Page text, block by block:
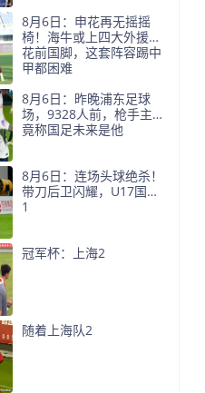
8月6日：申花再无摇摇
椅！海牛或上四大外援摧
花前国脚，这套阵容踢中
甲都困难
8月6日：昨晚浦东足球
场，9328人前，枪手主帅
竟称国足未来是他
8月6日：连场头球绝杀！
带刀后卫闪耀，U17国足
1
冠军杯：上海2
随着上海队2